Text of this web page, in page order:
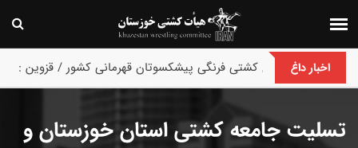
اخبار داغ
پایان رقابت های کشتی فرنگی پیشکسوتان قهرمانی کشور / قزوین :
تسلیت جامعه کشتی استان خوزستان و